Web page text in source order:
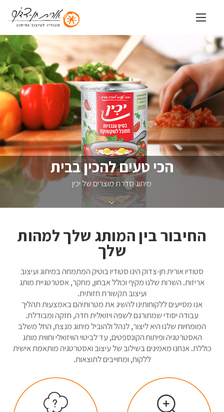
בְּאֲתָר
זֶה
מֻפְעֶלֶת
מַעֲרֶכֶת
נָגִישׁ
בִּקְלִיק
הַמְּסַיַּעַת
לִנְגִישׁוּת
הָאֲתָר.
מיתוג סדרת מוצרים של יכין
הכי טעים להכין בבית
החיבור בין המותג שלך למהות
שלך
סטודיו אורית חן-צדוק הינו סטודיו בוטיק המתמחה במיתוג ועיצוב
אריזות. השרות שלנו מקיף וכולל אבחון, מחקר, אסטרטגיית מותג
ועיצוב תקשורת חזותית.
אנו מסייעים ללקוחותינו להשיג את מטרותיהם באמצעות תהליך
עבודה יסודי שמתורגם לשפה ויזואלית חדה, חזקה ומבודלת.
המומחיות שלנו היא ליצור, לנהל ולהוביל מיתוג מנצח, החל משלב
האסטרטגיה ופיתוח הקונספטים, עד לביטוי הוויזואלי וחווית מותג
כוללת. אנחנו מאמינים בשילוב של עיצוב ואסטרטגיה מותאמת אישית
ללקוח, ומחוייבים לתוצאות.